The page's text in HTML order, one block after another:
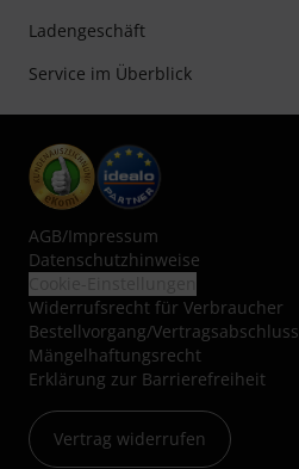
Ladengeschäft
Service im Überblick
AGB/Impressum
Datenschutzhinweise
Widerrufsrecht für Verbraucher
Bestellvorgang/Vertragsabschluss
Mängelhaftungsrecht
Erklärung zur Barrierefreiheit
Vertrag widerrufen